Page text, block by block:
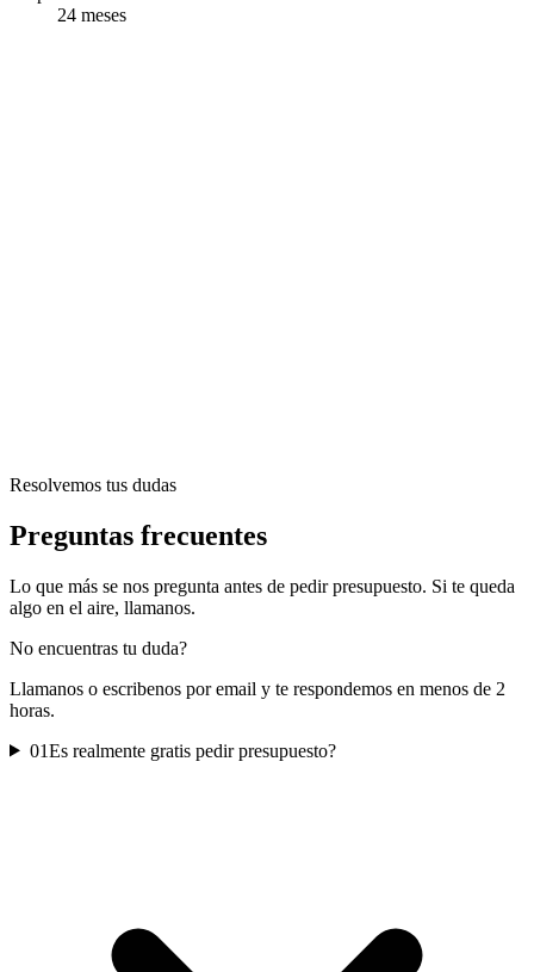
24 meses
Resolvemos tus dudas
Preguntas frecuentes
Lo que más se nos pregunta antes de pedir presupuesto. Si te queda
algo en el aire, llamanos.
No encuentras tu duda?
Llamanos o escribenos por email y te respondemos en menos de 2
horas.
01Es realmente gratis pedir presupuesto?